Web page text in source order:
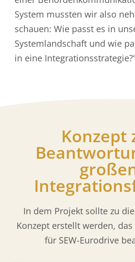
System mussten wir also
schauen: Wie passt es in
Systemlandschaft und wie
in eine
Konzept
In dem Projekt sollte zu
Konzept erstellt werden,
für SEW-Eurodrive